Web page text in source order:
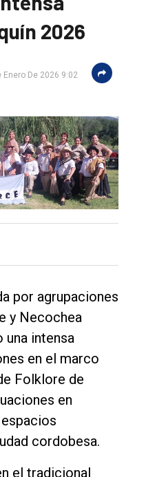
2026
De 2026 9:02
por agrupaciones
y Necochea
una intensa
en el marco
Folklore de
en
cordobesa.
el tradicional